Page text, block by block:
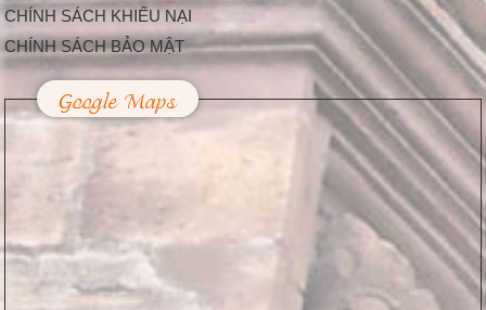
Trang Trí Lễ Hội –
Nhu Cầu Tất Yếu
Trong Cuộc Sống
Hiện Nay
Dịp lễ hội là thời điểm
mà hầu hết người dân
thường chi tiêu...
CHÍNH SÁCH KHIẾU NẠI
CHÍNH SÁCH BẢO MẬT
Google Maps